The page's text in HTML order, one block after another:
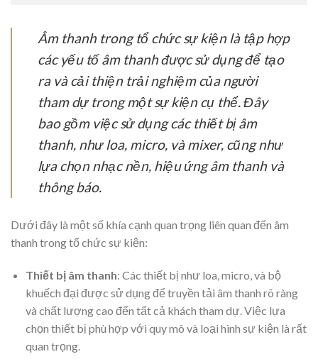
Âm thanh trong tổ chức sự kiện là tập hợp
các yếu tố âm thanh được sử dụng để tạo
ra và cải thiện trải nghiệm của người
tham dự trong một sự kiện cụ thể. Đây
bao gồm việc sử dụng các thiết bị âm
thanh, như loa, micro, và mixer, cũng như
lựa chọn nhạc nền, hiệu ứng âm thanh và
thông báo.
Dưới đây là một số khía cạnh quan trọng liên quan đến âm
thanh trong tổ chức sự kiện:
Thiết bị âm thanh: Các thiết bị như loa, micro, và bộ
khuếch đại được sử dụng để truyền tải âm thanh rõ ràng
và chất lượng cao đến tất cả khách tham dự. Việc lựa
chọn thiết bị phù hợp với quy mô và loại hình sự kiện là rất
quan trọng.